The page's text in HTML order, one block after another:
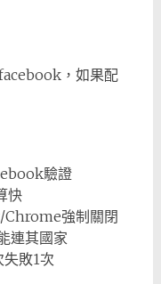
，如果配
驗證
快
強制關閉
連其國家
敗1次